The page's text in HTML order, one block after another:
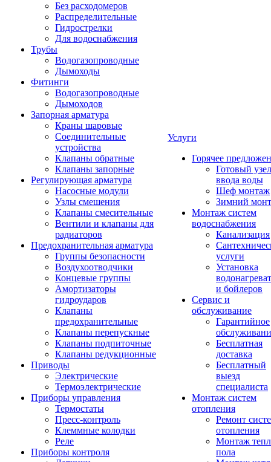
Без расходомеров
Распределительные
Гидрострелки
Для водоснабжения
Трубы
Водогазопроводные
Дымоходы
Фитинги
Водогазопроводные
Дымоходов
Запорная арматура
Краны шаровые
Соединительные
устройства
Клапаны обратные
Клапаны запорные
Регулирующая арматура
Насосные модули
Узлы смешения
Клапаны смесительные
Вентили и клапаны для
радиаторов
Предохранительная арматура
Группы безопасности
Воздухоотводчики
Концевые группы
Амортизаторы
гидроударов
Клапаны
предохранительные
Клапаны перепускные
Клапаны подпиточные
Клапаны редукционные
Приводы
Электрические
Термоэлектрические
Приборы управления
Термостаты
Пресс-контроль
Клеммные колодки
Реле
Приборы контроля
Услуги
Горячее
Готовый узел
ввода воды
Шеф монтаж
Зимний
Монтаж систем
водоснабжения
Канализация
услуги
Установка
и бойлеров
Сервис и
обслуживание
Гарантийное
Бесплатная
доставка
Бесплатный
выезд
специалиста
Монтаж систем
отопления
Ремонт
отопления
Монтаж
пола